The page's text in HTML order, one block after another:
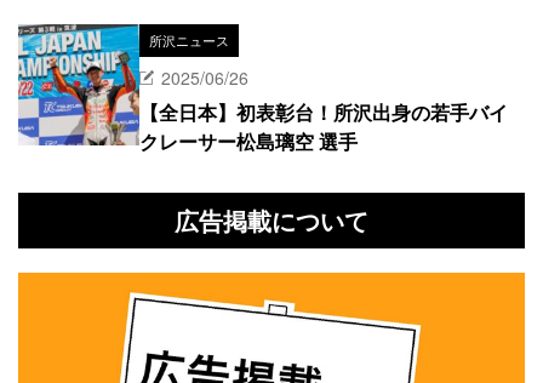
所沢ニュース
2025/06/26
【全日本】初表彰台！所沢出身の若手バイ
クレーサー松島璃空 選手
広告掲載について